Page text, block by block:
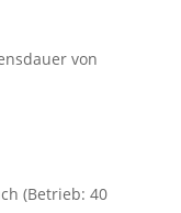
von
(Betrieb: 40